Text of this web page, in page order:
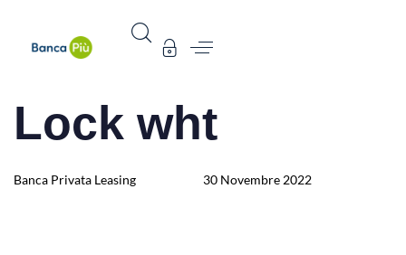
Lock wht
Author
Banca Privata Leasing
Published
on:
30 Novembre 2022
Published
in: